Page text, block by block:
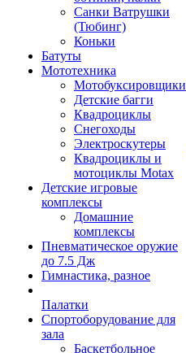
Санки Ватрушки
(Тюбинг)
Коньки
Батуты
Мототехника
Мотобуксировщики
Детские багги
Квадроциклы
Снегоходы
Электроскутеры
Квадроциклы и
мотоциклы Motax
Детские игровые
комплексы
Домашние
комплексы
Пневматическое оружие
до 7.5 Дж
Гимнастика, разное
Палатки
Спортоборудование для
зала
Баскетбольное